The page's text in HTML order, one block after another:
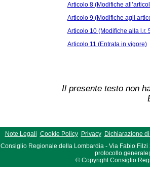
Articolo 8 (Modifiche
Articolo 9 (Modifiche agli
Articolo 10 (Modifiche alla l.r.
Articolo 11 (Entrata in vigore)
Il presente testo non
Note Legali Cookie Policy Privacy
Dichiarazione
Consiglio Regionale della Lombardia - Via Fabio Filzi
© Copyright Consiglio